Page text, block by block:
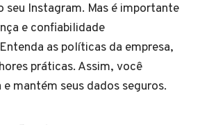
seu Instagram. Mas é importante
e confiabilidade
as políticas da empresa,
práticas. Assim, você
mantém seus dados seguros.